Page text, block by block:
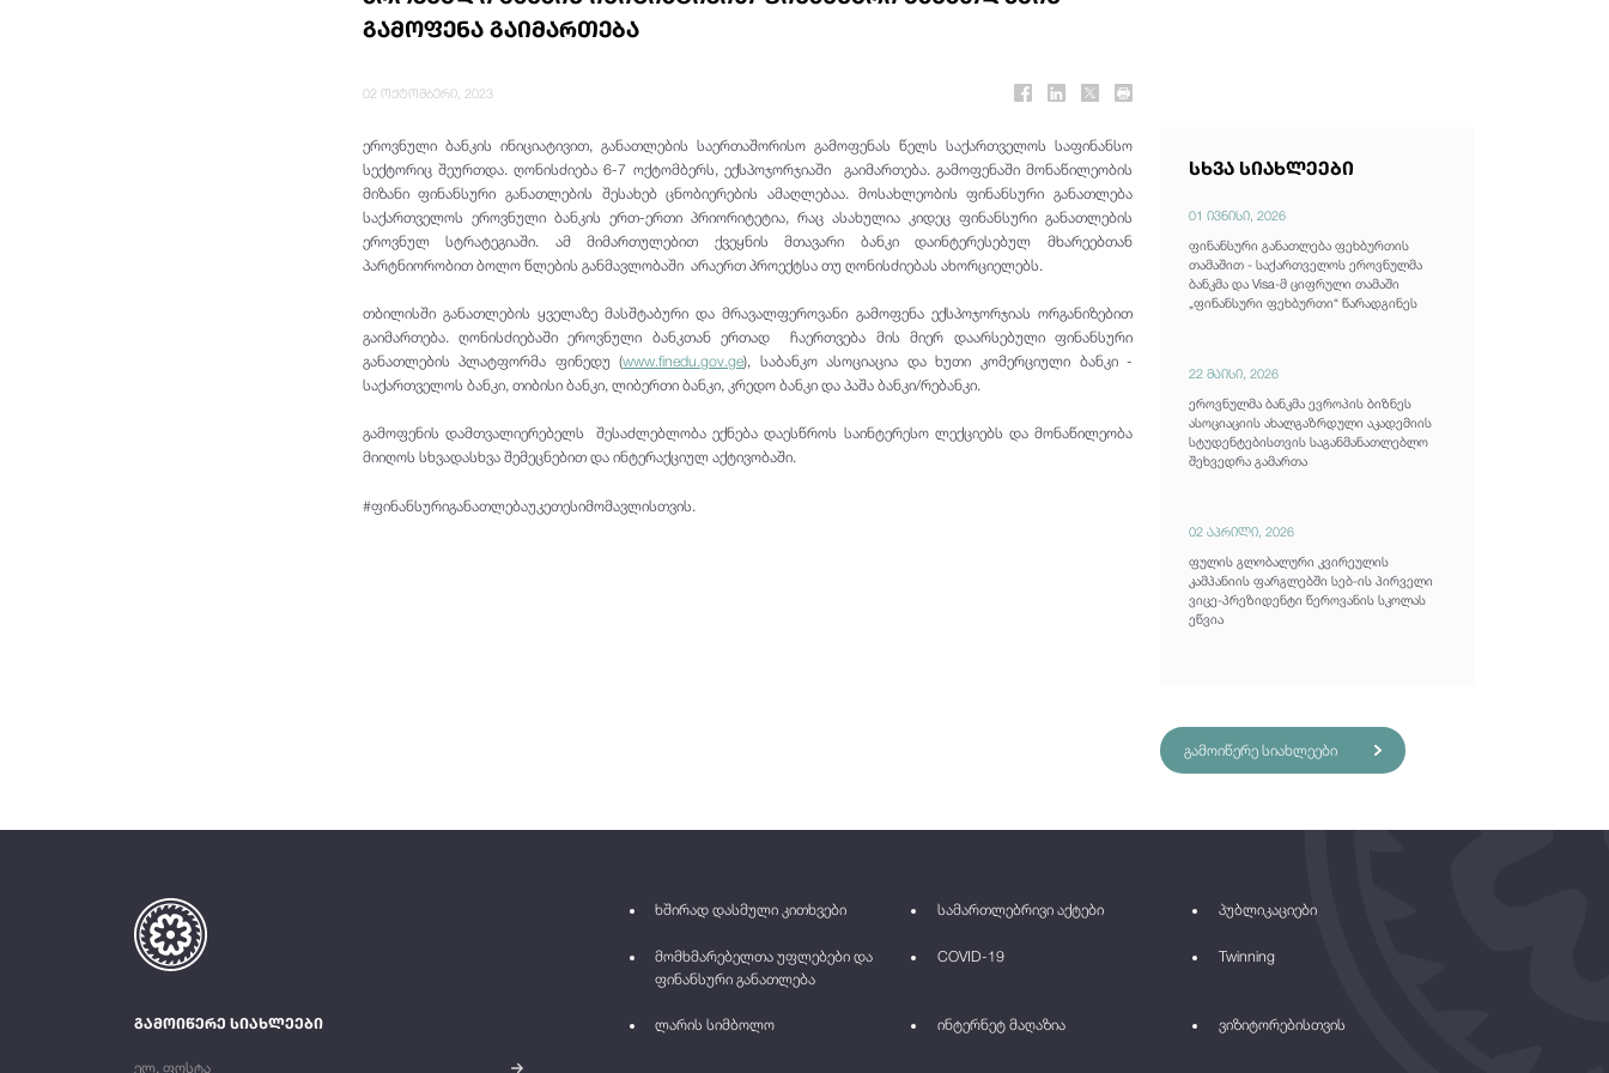
გამოფენა გაიმართება
02 ოქტომბერი, 2023
ეროვნული ბანკის ინიციატივით, განათლების საერთაშორისო გამოფენას წელს საქართველოს საფინანსო
სექტორიც შეურთდა. ღონისძიება 6-7 ოქტომბერს, ექსპოჯორჯიაში გაიმართება. გამოფენაში მონაწილეობის
მიზანი ფინანსური განათლების შესახებ ცნობიერების ამაღლებაა. მოსახლეობის ფინანსური განათლება
საქართველოს ეროვნული ბანკის ერთ-ერთი პრიორიტეტია, რაც ასახულია კიდეც ფინანსური განათლების
ეროვნულ სტრატეგიაში. ამ მიმართულებით ქვეყნის მთავარი ბანკი დაინტერესებულ მხარეებთან
პარტნიორობით ბოლო წლების განმავლობაში არაერთ პროექტსა თუ ღონისძიებას ახორციელებს.
თბილისში განათლების ყველაზე მასშტაბური და მრავალფეროვანი გამოფენა ექსპოჯორჯიას ორგანიზებით
გაიმართება. ღონისძიებაში ეროვნული ბანკთან ერთად ჩაერთვება მის მიერ დაარსებული ფინანსური
განათლების პლატფორმა ფინედუ (www.finedu.gov.ge), საბანკო ასოციაცია და ხუთი კომერციული ბანკი -
საქართველოს ბანკი, თიბისი ბანკი, ლიბერთი ბანკი, კრედო ბანკი და პაშა ბანკი/რებანკი.
გამოფენის დამთვალიერებელს შესაძლებლობა ექნება დაესწროს საინტერესო ლექციებს და მონაწილეობა
მიიღოს სხვადასხვა შემეცნებით და ინტერაქციულ აქტივობაში.
#ფინანსურიგანათლებაუკეთესიმომავლისთვის.
სხვა სიახლეები
01 ივნისი, 2026
ფინანსური განათლება ფეხბურთის
თამაშით - საქართველოს ეროვნულმა
ბანკმა და Visa-მ ციფრული თამაში
„ფინანსური ფეხბურთი“ წარადგინეს
22 მაისი, 2026
ეროვნულმა ბანკმა ევროპის ბიზნეს
ასოციაციის ახალგაზრდული აკადემიის
სტუდენტებისთვის საგანმანათლებლო
შეხვედრა გამართა
02 აპრილი, 2026
ფულის გლობალური კვირეულის
კამპანიის ფარგლებში სებ-ის პირველი
ვიცე-პრეზიდენტი წეროვანის სკოლას
ეწვია
გამოიწერე სიახლეები
გამოიწერე სიახლეები
ხშირად დასმული კითხვები სამართლებრივი აქტები პუბლიკაციები
მომხმარებელთა უფლებები და
ფინანსური განათლება
COVID-19 Twinning
ლარის სიმბოლო ინტერნეტ მაღაზია ვიზიტორებისთვის